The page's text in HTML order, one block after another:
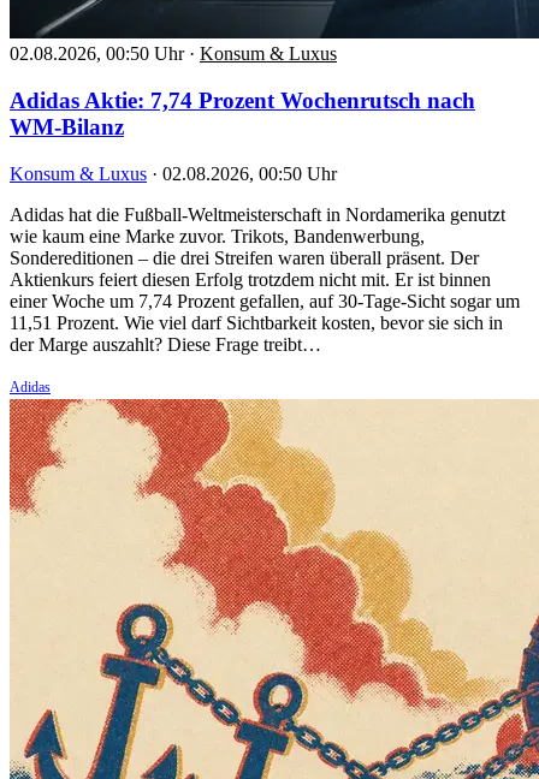
02.08.2026, 00:50 Uhr · Konsum & Luxus
Adidas Aktie: 7,74 Prozent Wochenrutsch nach
WM-Bilanz
Konsum & Luxus · 02.08.2026, 00:50 Uhr
Adidas hat die Fußball-Weltmeisterschaft in Nordamerika genutzt
wie kaum eine Marke zuvor. Trikots, Bandenwerbung,
Sondereditionen – die drei Streifen waren überall präsent. Der
Aktienkurs feiert diesen Erfolg trotzdem nicht mit. Er ist binnen
einer Woche um 7,74 Prozent gefallen, auf 30-Tage-Sicht sogar um
11,51 Prozent. Wie viel darf Sichtbarkeit kosten, bevor sie sich in
der Marge auszahlt? Diese Frage treibt…
Adidas